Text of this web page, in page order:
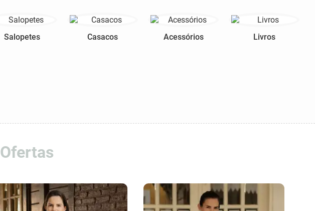
Salopetes Casacos Acessórios Livros
Ofertas